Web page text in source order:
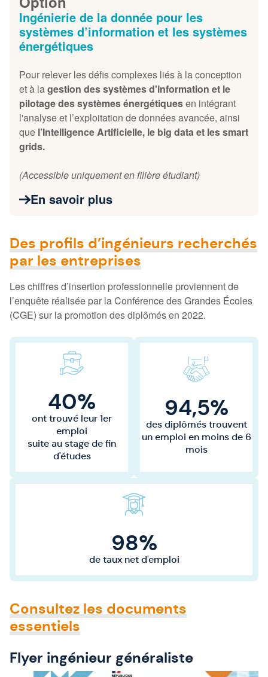
Ingénierie de la donnée pour les
systèmes d’information et les systèmes
énergétiques
Pour relever les défis complexes liés à la conception
et à lagestion des systèmes d'information et le
pilotage des systèmes énergétiquesen intégrant
l'analyse et l’exploitation de données avancée, ainsi
que l’Intelligence Artificielle, le big data et les smart
grids.
(Accessible uniquement en filière étudiant)
En savoir plus
Des profils d’ingénieurs recherchés
par les entreprises
Les chiffres d’insertion professionnelle proviennent de
l’enquête réalisée par la Conférence des Grandes Écoles
(CGE) sur la promotion des diplômés en 2022.
40%
ont trouvé leur 1er
emploi
suite au stage de fin
d'études
94,5%
des diplômés trouvent
un emploi en moins de 6
mois
98%
de taux net d'emploi
Consultez les documents
essentiels
Flyer ingénieur généraliste